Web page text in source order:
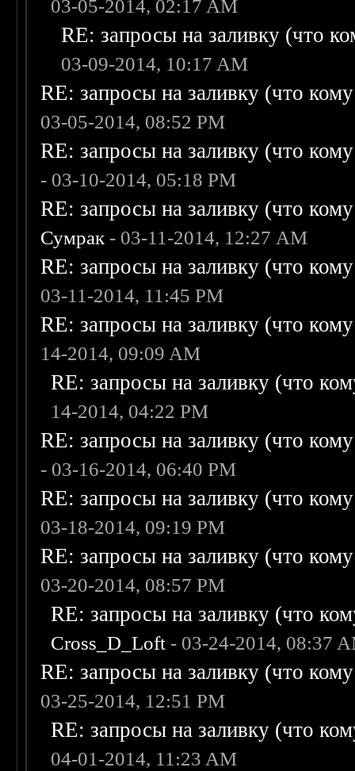
03-05-2014, 02:17 AM
RE: запросы на заливку (что
03-09-2014, 10:17 AM
RE: запросы на заливку (что
03-05-2014, 08:52 PM
RE: запросы на заливку (что
- 03-10-2014, 05:18 PM
RE: запросы на заливку (что
Сумрак - 03-11-2014, 12:27 AM
RE: запросы на заливку (что
03-11-2014, 11:45 PM
RE: запросы на заливку (что
14-2014, 09:09 AM
RE: запросы на заливку (что
14-2014, 04:22 PM
RE: запросы на заливку (что
- 03-16-2014, 06:40 PM
RE: запросы на заливку (что
03-18-2014, 09:19 PM
RE: запросы на заливку (что
03-20-2014, 08:57 PM
RE: запросы на заливку (что
Cross_D_Loft - 03-24-2014, 08:37
RE: запросы на заливку (что
03-25-2014, 12:51 PM
RE: запросы на заливку (что
04-01-2014, 11:23 AM